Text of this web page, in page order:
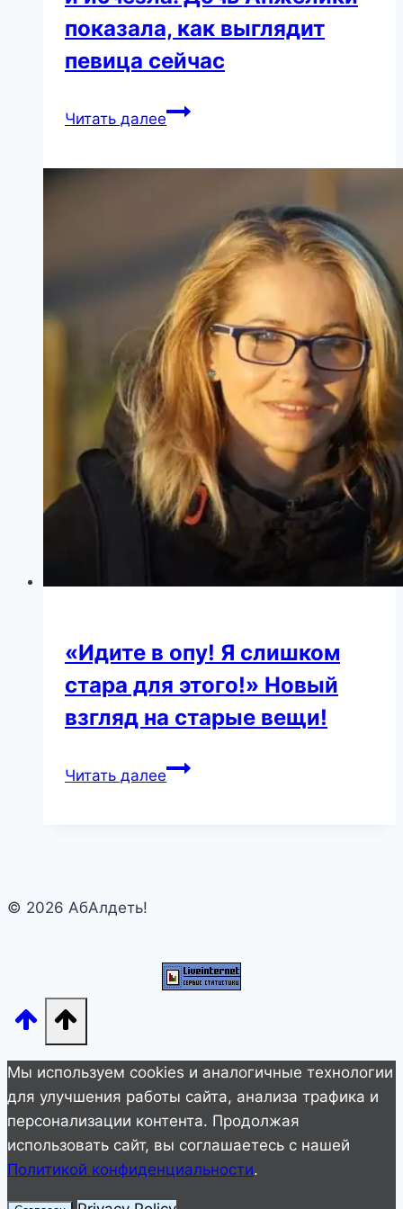
показала, как выглядит
певица сейчас
Читать далееВарум
Анжелики
показала,
как
выглядит
певица
сейчас
«Идите в опу! Я слишком
стара для этого!» Новый
взгляд на старые вещи!
Читать далее«Идите
Новый
взгляд
вещи!
© 2026 АбАлдеть!
Мы используем cookies и аналогичные технологии
для улучшения работы сайта, анализа трафика и
персонализации контента. Продолжая
использовать сайт, вы соглашаетесь с нашей
Политикой конфиденциальности.